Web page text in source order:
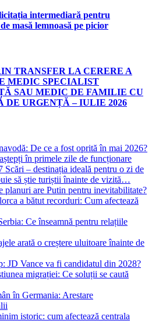
intermediară pentru
masă lemnoasă pe picior
TRANSFER LA CERERE A
MEDIC SPECIALIST
SAU MEDIC DE FAMILIE CU
DE URGENȚĂ – IULIE 2026
De ce a fost oprită în mai 2026?
în primele zile de funcționare
– destinația ideală pentru o zi de
să știe turiștii înainte de vizită…
are Putin pentru inevitabilitate?
a bătut recorduri: Cum afectează
Ce înseamnă pentru relațiile
arată o creștere uluitoare înainte de
JD Vance va fi candidatul din 2028?
migrației: Ce soluții se caută
în Germania: Arestare
istoric: cum afectează centrala